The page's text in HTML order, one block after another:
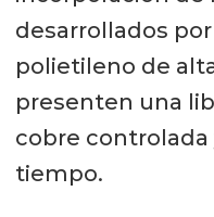
desarrollados
polietileno de
presenten una
cobre controlada
tiempo.